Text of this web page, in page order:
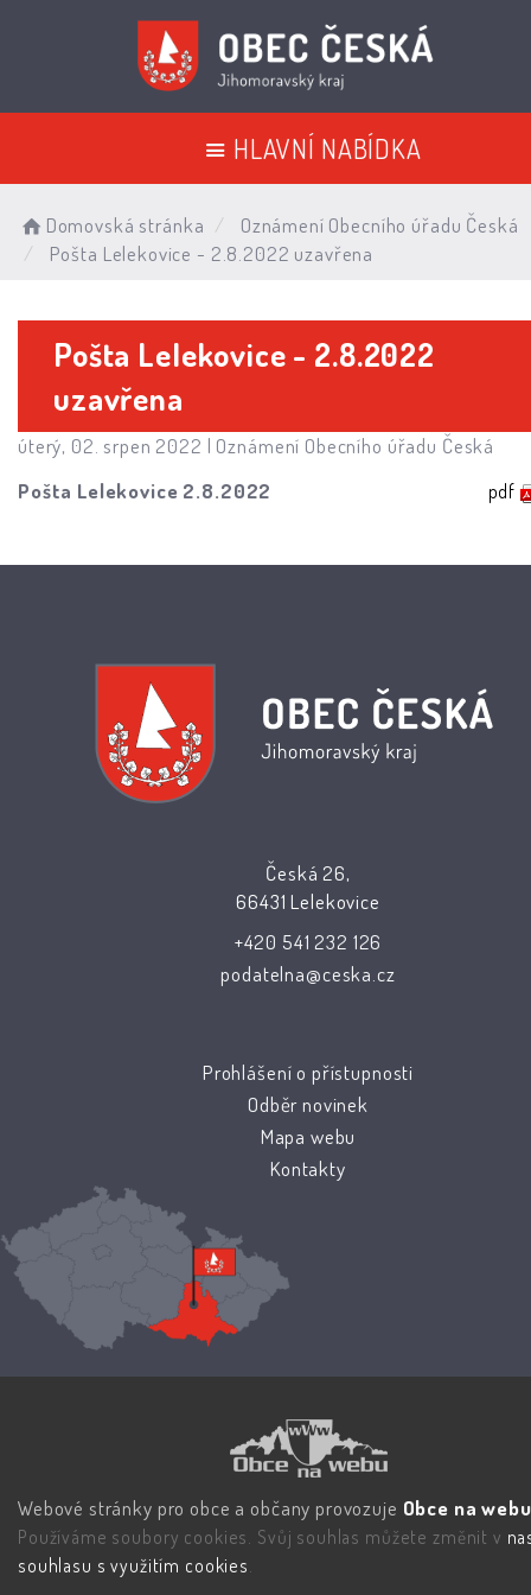
HLAVNÍ NABÍDKA
Domovská stránka
Oznámení Obecního úřadu Česká
Pošta Lelekovice - 2.8.2022 uzavřena
Pošta Lelekovice - 2.8.2022
uzavřena
úterý, 02. srpen 2022 | Oznámení Obecního úřadu Česká
Pošta Lelekovice 2.8.2022
pdf
Česká 26,
66431 Lelekovice
+420 541 232 126
podatelna@ceska.cz
Prohlášení o přístupnosti
Odběr novinek
Mapa webu
Kontakty
Webové stránky pro obce a občany provozuje Obce na
Používáme soubory cookies. Svůj souhlas můžete změnit v
souhlasu s využitím cookies.